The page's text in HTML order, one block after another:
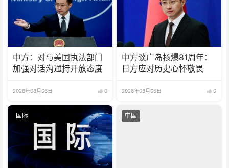
中方：对与美国执法部门
加强对话沟通持开放态度
2026年08月06日 0
中方谈广岛核爆81周年：
日方应对历史心怀敬畏
2026年08月06日 0
国际 中国